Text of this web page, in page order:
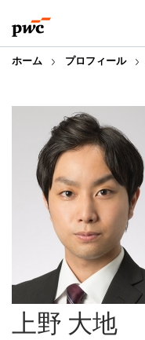
to
content
to
footer
ホーム プロフィール
上野 大地